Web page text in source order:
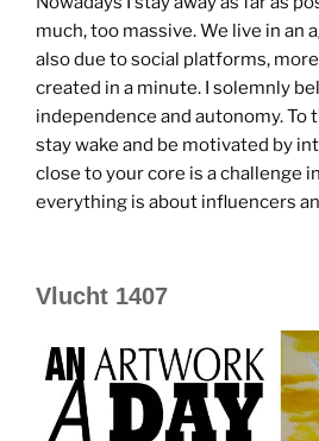
much, too massive. We live in an
also due to social platforms,
created in a minute. I solemnly
independence and autonomy. To
stay wake and be motivated by
close to your core is a challenge
everything is about influencers
Vlucht 1407